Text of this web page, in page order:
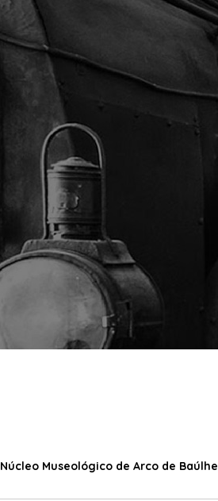
Núcleo Museológico de Arco de Baúlhe